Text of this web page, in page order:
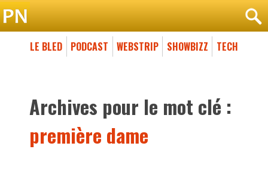
LE BLED PODCAST WEBSTRIP SHOWBIZZ TECH
Archives pour le mot clé :
première dame